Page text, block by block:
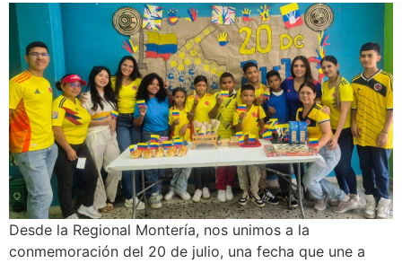
Desde la Regional Montería, nos unimos a la
conmemoración del 20 de julio, una fecha que une a